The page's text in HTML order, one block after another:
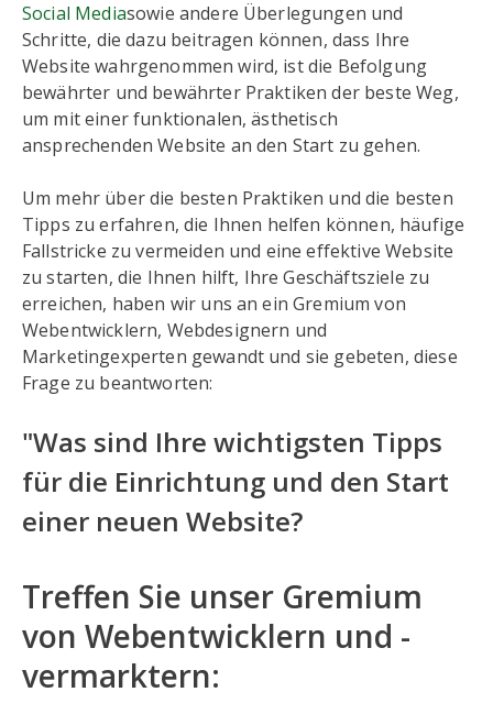
Social Mediasowie andere Überlegungen und
Schritte, die dazu beitragen können, dass Ihre
Website wahrgenommen wird, ist die Befolgung
bewährter und bewährter Praktiken der beste Weg,
um mit einer funktionalen, ästhetisch
ansprechenden Website an den Start zu gehen.
Um mehr über die besten Praktiken und die besten
Tipps zu erfahren, die Ihnen helfen können, häufige
Fallstricke zu vermeiden und eine effektive Website
zu starten, die Ihnen hilft, Ihre Geschäftsziele zu
erreichen, haben wir uns an ein Gremium von
Webentwicklern, Webdesignern und
Marketingexperten gewandt und sie gebeten, diese
Frage zu beantworten:
"Was sind Ihre wichtigsten Tipps
für die Einrichtung und den Start
einer neuen Website?
Treffen Sie unser Gremium
von Webentwicklern und -
vermarktern: